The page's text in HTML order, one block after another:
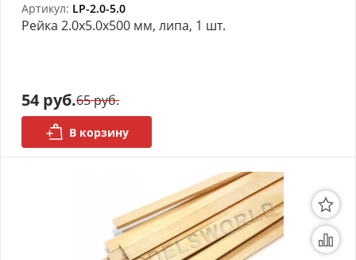
Артикул: LP-2.0-5.0
Рейка 2.0х5.0x500 мм, липа, 1 шт.
54 руб.65 руб.
В корзину